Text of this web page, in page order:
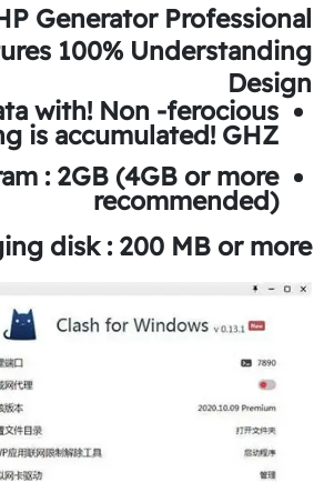
Generator Professional
100% Understanding
Design
with! Non -ferocious
is accumulated! GHZ)
: 2GB (4GB or more
recommended)
disk : 200 MB or more.